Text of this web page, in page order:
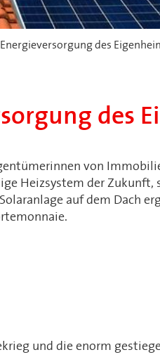
des
des
von
Heizsystem der Zukunft,
auf dem Dach
und die enorm